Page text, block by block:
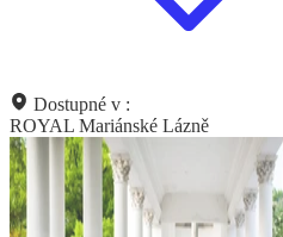
Dostupné v :
ROYAL Mariánské Lázně